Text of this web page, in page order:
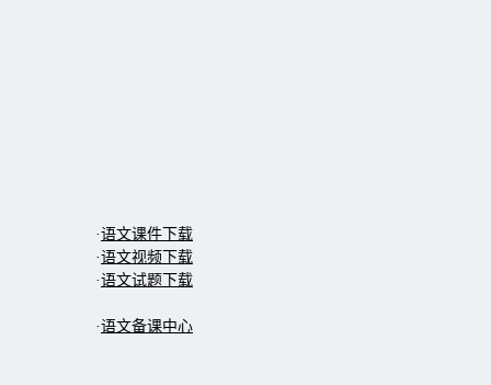
·语文课件下载
·语文视频下载
·语文试题下载
·语文备课中心